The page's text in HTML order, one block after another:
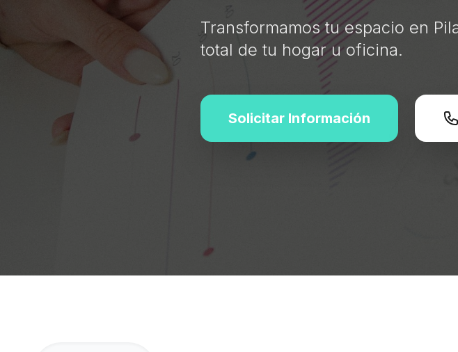
Transformamos tu espacio en
total de tu hogar u oficina.
Solicitar Información